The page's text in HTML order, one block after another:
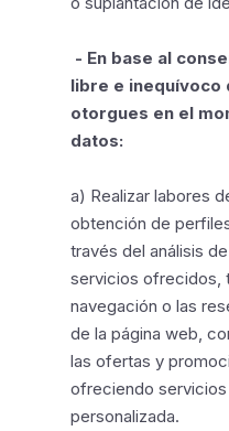
- En base al
libre e inequívoco
otorgues en el
datos:
a) Realizar labores
obtención de
través del análisis
servicios ofrecidos,
navegación o las
de la página web,
las ofertas y
ofreciendo
personalizada.